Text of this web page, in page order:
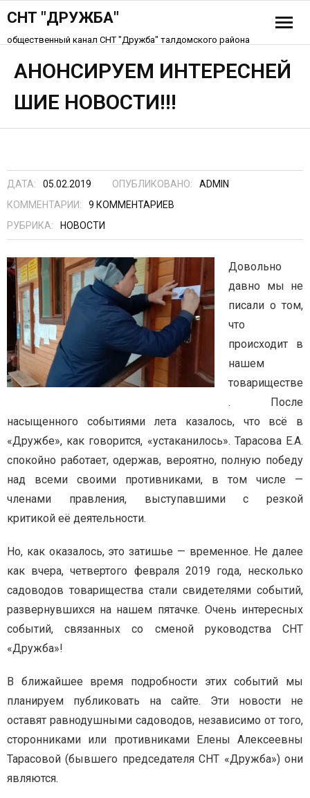
СНТ "ДРУЖБА"
общественный канал СНТ "Дружба" талдомского района
История СНТ
Схема СНТ «Дружба»
Устав СНТ
АНОНСИРУЕМ ИНТЕРЕСНЕЙ
ШИЕ НОВОСТИ!!!
ДАТА: 05.02.2019 ОПУБЛИКОВАНО:
ADMIN
КОММЕНТАРИИ:
9 КОММЕНТАРИЕВ
РУБРИКА:
НОВОСТИ
Довольно
давно мы не
писали о том,
что
происходит в
нашем
товариществе
. После
насыщенного событиями лета казалось, что всё в
«Дружбе», как говорится, «устаканилось». Тарасова Е.А.
спокойно работает, одержав, вероятно, полную победу
над всеми своими противниками, в том числе —
членами правления, выступавшими с резкой
критикой её деятельности.
Но, как оказалось, это затишье — временное. Не далее
как вчера, четвертого февраля 2019 года, несколько
садоводов товарищества стали свидетелями событий,
развернувшихся на нашем пятачке. Очень интересных
событий, связанных со сменой руководства СНТ
«Дружба»!
В ближайшее время подробности этих событий мы
планируем публиковать на сайте. Эти новости не
оставят равнодушными садоводов, независимо от того,
сторонниками или противниками Елены Алексеевны
Тарасовой (бывшего председателя СНТ «Дружба») они
являются.